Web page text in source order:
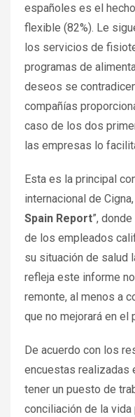
españoles es el
flexible (82%). Le
los servicios de
programas de
deseos se
compañías
caso de los dos
las empresas lo
Esta es la principal
internacional de Cigna,
Spain Report”,
de los empleados
su situación de salud
refleja este informe
remonte, al menos a
que no mejorará en el
De acuerdo con los
encuestas realizadas
tener un puesto de
conciliación de la